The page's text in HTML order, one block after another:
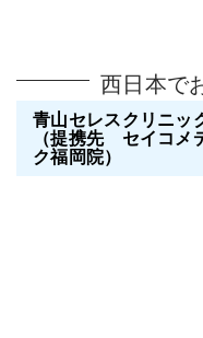
西日本で
青山セレスクリニッ
（提携先 セイコメ
ク福岡院）